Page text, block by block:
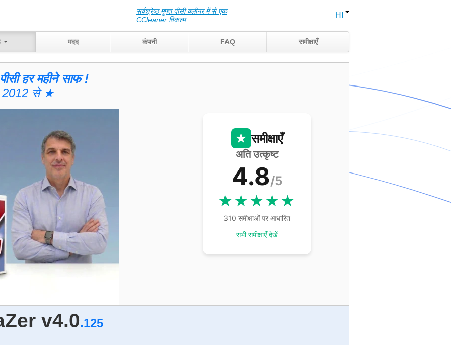
सर्वश्रेष्ठ मुफ्त पीसी क्लीनर में से एक
CCleaner विकल्प
HI
मदद कंपनी FAQ समीक्षाएँ
हर महीने साफ !
से ★
★ समीक्षाएँ
अति उत्कृष्ट
4.8/5
★★★★★
310 समीक्षाओं पर आधारित
सभी समीक्षाएँ देखें
v4.0.125